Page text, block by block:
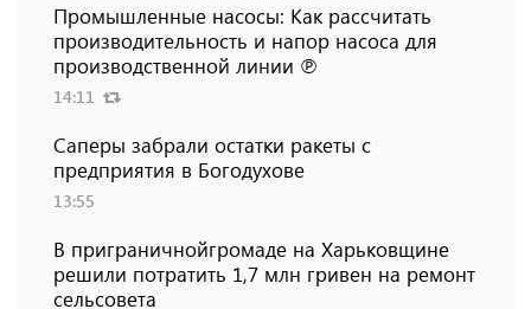
Промышленные насосы: Как рассчитать
производительность и напор насоса для
производственной линии ℗
14:11
Саперы забрали остатки ракеты с
предприятия в Богодухове
13:55
В приграничнойгромаде на Харьковщине
решили потратить 1,7 млн ​​гривен на ремонт
сельсовета